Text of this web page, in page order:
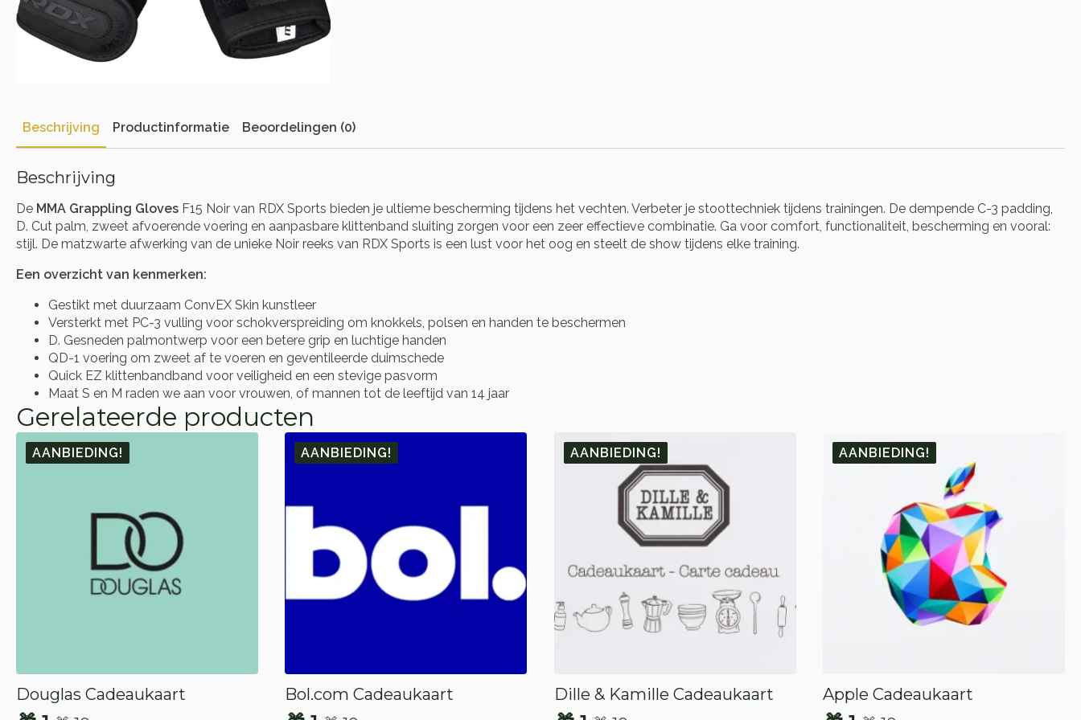
Beschrijving Productinformatie Beoordelingen (0)
Beschrijving
De MMA Grappling Gloves F15 Noir van RDX Sports bieden je ultieme bescherming tijdens het vechten. Verbeter je stoottechniek tijdens trainingen. De dempende C-3 padding,
D. Cut palm, zweet afvoerende voering en aanpasbare klittenband sluiting zorgen voor een zeer effectieve combinatie. Ga voor comfort, functionaliteit, bescherming en vooral:
stijl. De matzwarte afwerking van de unieke Noir reeks van RDX Sports is een lust voor het oog en steelt de show tijdens elke training.
Een overzicht van kenmerken:
Gestikt met duurzaam ConvEX Skin kunstleer
Versterkt met PC-3 vulling voor schokverspreiding om knokkels, polsen en handen te beschermen
D. Gesneden palmontwerp voor een betere grip en luchtige handen
QD-1 voering om zweet af te voeren en geventileerde duimschede
Quick EZ klittenbandband voor veiligheid en een stevige pasvorm
Maat S en M raden we aan voor vrouwen, of mannen tot de leeftijd van 14 jaar
Gerelateerde producten
AANBIEDING!
Douglas Cadeaukaart
AANBIEDING!
Bol.com Cadeaukaart
AANBIEDING!
Dille & Kamille Cadeaukaart
AANBIEDING!
Apple Cadeaukaart